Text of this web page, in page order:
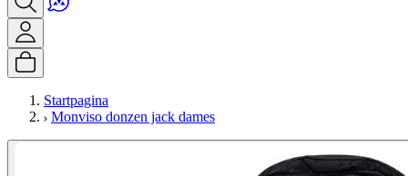
Startpagina
Monviso donzen jack dames